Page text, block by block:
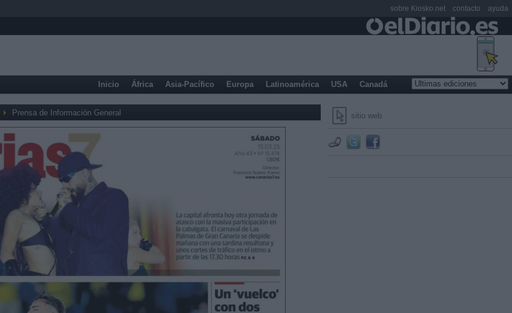
Inicio África Asia-Pacífico Europa Latinoamérica USA Canadá
sitio web
Prensa de Información General
sobre Kiosko.net contacto ayuda